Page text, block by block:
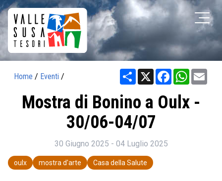
Home / Eventi / Share X Facebook
Mostra di Bonino a Oulx -
30/06-04/07
30 Giugno 2025 - 04 Luglio 2025
oulx mostra d'arte Casa della Salute